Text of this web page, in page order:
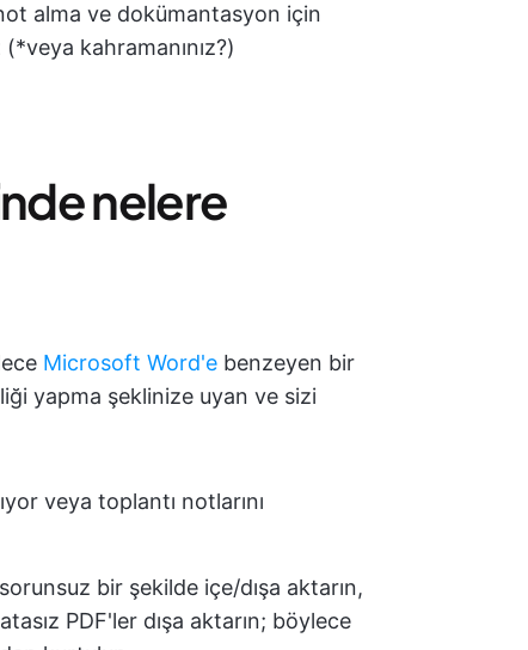
alma ve dokümantasyon için
kahramanınız?)
nelere
Microsoft Word'e benzeyen bir
yapma şeklinize uyan ve sizi
veya toplantı notlarını
bir şekilde içe/dışa aktarın,
PDF'ler dışa aktarın; böylece